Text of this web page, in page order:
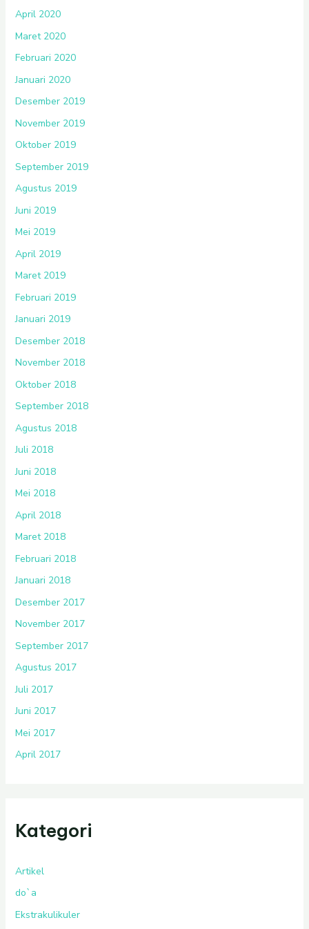
April 2020
Maret 2020
Februari 2020
Januari 2020
Desember 2019
November 2019
Oktober 2019
September 2019
Agustus 2019
Juni 2019
Mei 2019
April 2019
Maret 2019
Februari 2019
Januari 2019
Desember 2018
November 2018
Oktober 2018
September 2018
Agustus 2018
Juli 2018
Juni 2018
Mei 2018
April 2018
Maret 2018
Februari 2018
Januari 2018
Desember 2017
November 2017
September 2017
Agustus 2017
Juli 2017
Juni 2017
Mei 2017
April 2017
Kategori
Artikel
do`a
Ekstrakulikuler